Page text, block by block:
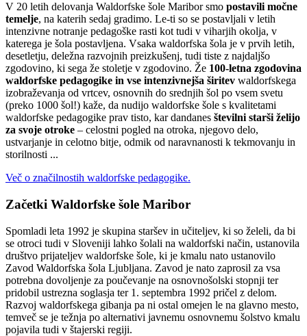
V 20 letih delovanja Waldorfske šole Maribor smo postavili močne
temelje, na katerih sedaj gradimo. Le-ti so se postavljali v letih
intenzivne notranje pedagoške rasti kot tudi v viharjih okolja, v
katerega je šola postavljena. Vsaka waldorfska šola je v prvih letih,
desetletju, deležna razvojnih preizkušenj, tudi tiste z najdaljšo
zgodovino, ki sega že stoletje v zgodovino. Že 100-letna zgodovina
waldorfske pedagogike in vse intenzivnejša širitev waldorfskega
izobraževanja od vrtcev, osnovnih do srednjih šol po vsem svetu
(preko 1000 šol!) kaže, da nudijo waldorfske šole s kvalitetami
waldorfske pedagogike prav tisto, kar dandanes številni starši želijo
za svoje otroke – celostni pogled na otroka, njegovo delo,
ustvarjanje in celotno bitje, odmik od naravnanosti k tekmovanju in
storilnosti ...
Več o značilnostih waldorfske pedagogike.
Začetki Waldorfske šole Maribor
Spomladi leta 1992 je skupina staršev in učiteljev, ki so želeli, da bi
se otroci tudi v Sloveniji lahko šolali na waldorfski način, ustanovila
društvo prijateljev waldorfske šole, ki je kmalu nato ustanovilo
Zavod Waldorfska šola Ljubljana. Zavod je nato zaprosil za vsa
potrebna dovoljenje za poučevanje na osnovnošolski stopnji ter
pridobil ustrezna soglasja ter 1. septembra 1992 pričel z delom.
Razvoj waldorfskega gibanja pa ni ostal omejen le na glavno mesto,
temveč se je težnja po alternativi javnemu osnovnemu šolstvo kmalu
pojavila tudi v štajerski regiji.